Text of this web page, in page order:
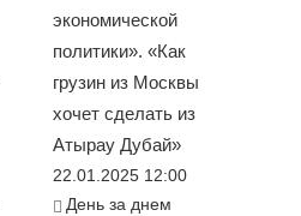
экономической
политики». «Как
грузин из Москвы
хочет сделать из
Атырау Дубай»
22.01.2025 12:00
День за днем